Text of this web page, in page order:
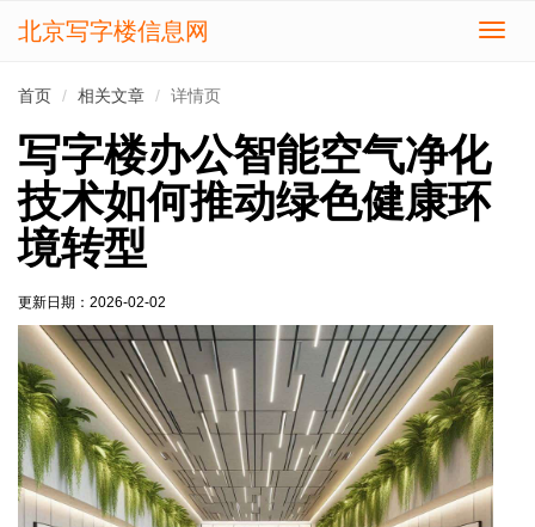
切
北京写字楼信息网
首页 相关文章 详情页
写字楼办公智能空气净化
技术如何推动绿色健康环
境转型
更新日期： 2026-02-02